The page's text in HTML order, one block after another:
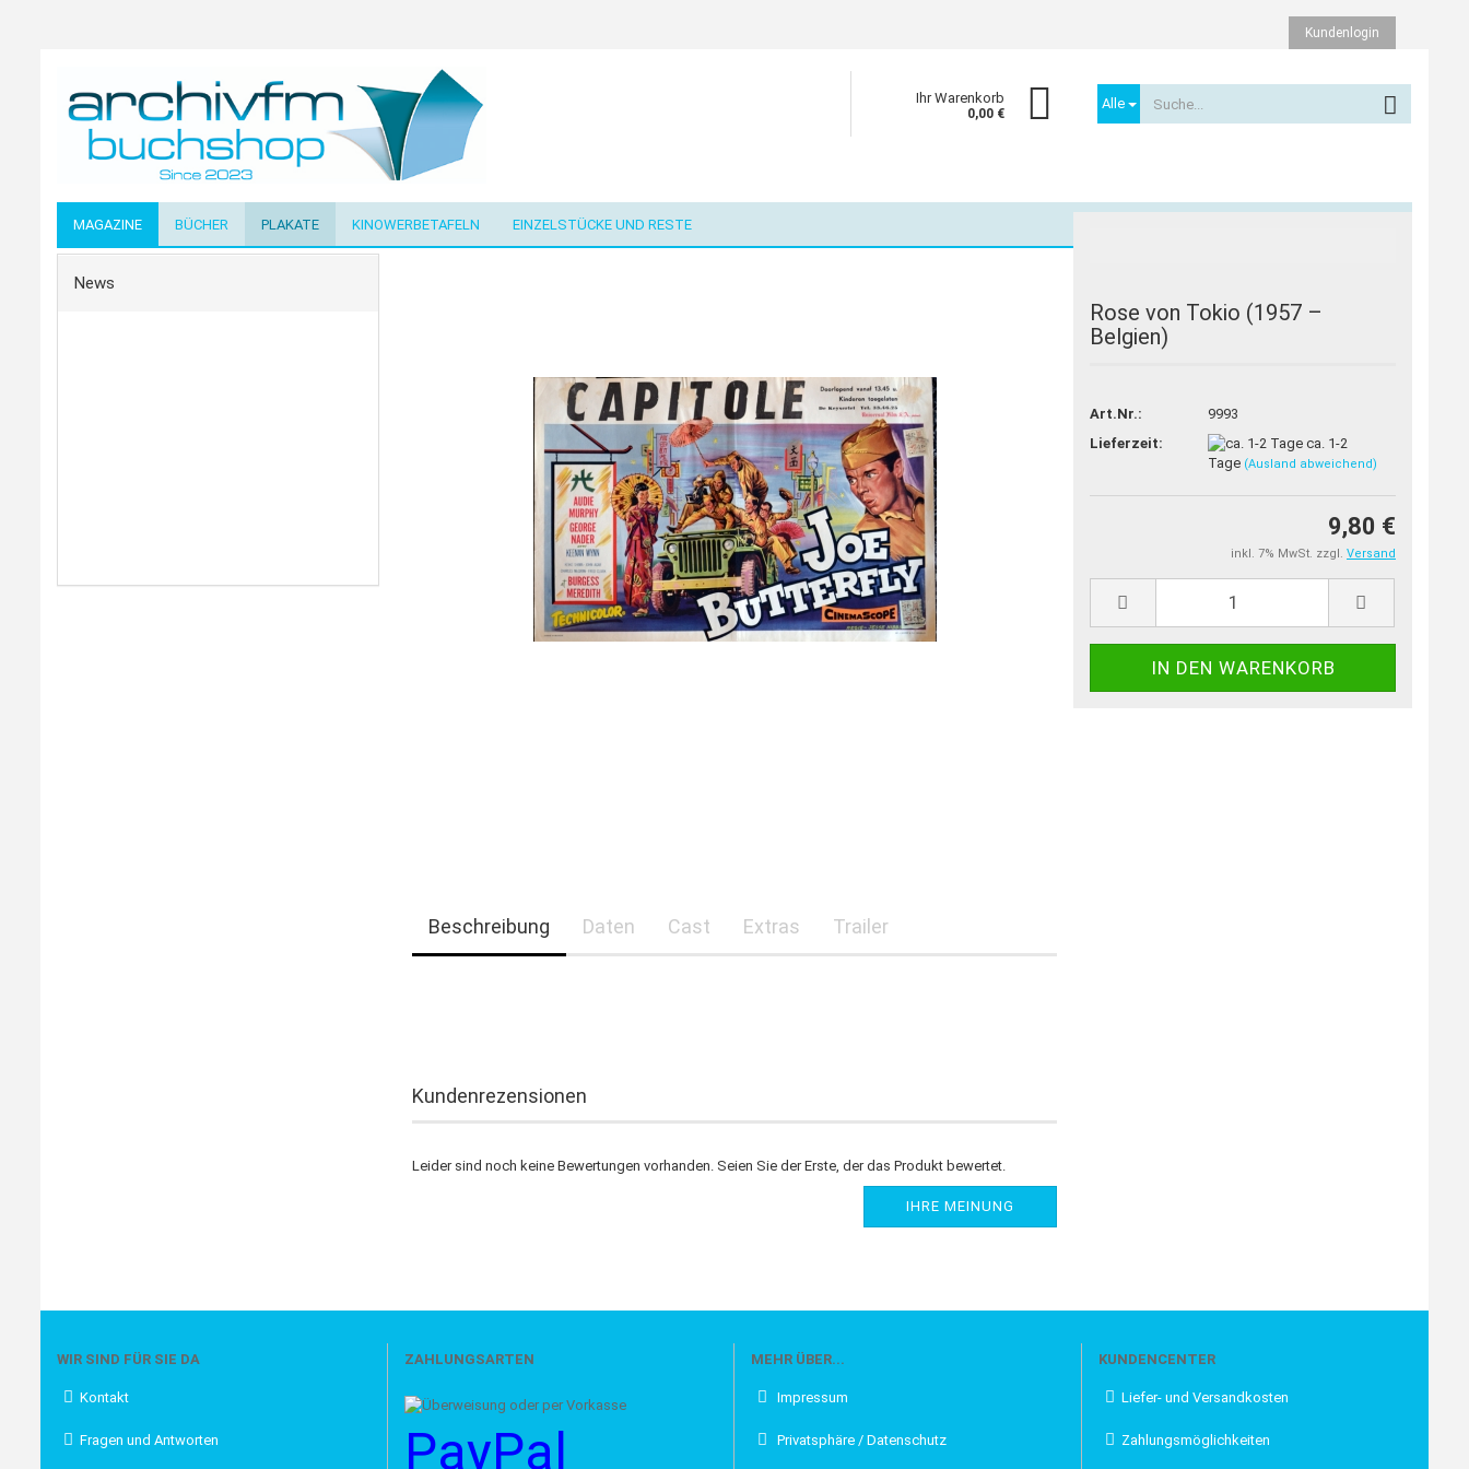
Kundenlogin
Konto erstellen
Ihr Warenkorb
0,00 €
Alle
MAGAZINE BÜCHER PLAKATE KINOWERBETAFELN EINZELSTÜCKE UND RESTE
Rose von Tokio (1957 –
Belgien)
Art.Nr.:
9993
Lieferzeit:
ca. 1-2
Tage (Ausland abweichend)
9,80 €
inkl. 7% MwSt. zzgl. Versand
Beschreibung Daten Cast Extras Trailer
Kundenrezensionen
Leider sind noch keine Bewertungen vorhanden. Seien Sie der Erste, der das Produkt bewertet.
IHRE MEINUNG
News
WIR SIND FÜR SIE DA
Kontakt
Fragen und Antworten
ZAHLUNGSARTEN
oder per Vorkasse
PayPal
MEHR ÜBER...
Impressum
Privatsphäre / Datenschutz
KUNDENCENTER
Liefer- und Versandkosten
Zahlungsmöglichkeiten